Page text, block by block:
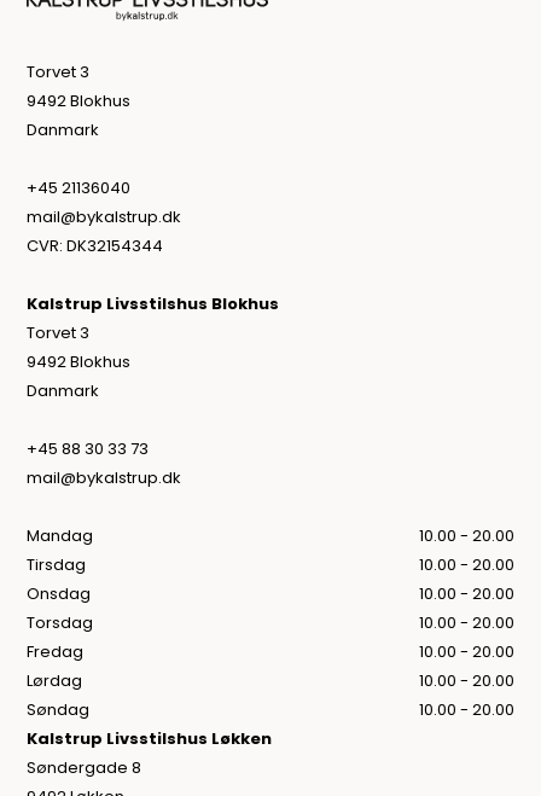
Torvet 3
9492 Blokhus
Danmark
+45 21136040
mail@bykalstrup.dk
CVR: DK32154344
Kalstrup Livsstilshus Blokhus
Torvet 3
9492 Blokhus
Danmark
+45 88 30 33 73
mail@bykalstrup.dk
Mandag
10.00 - 20.00
Tirsdag
10.00 - 20.00
Onsdag
10.00 - 20.00
Torsdag
10.00 - 20.00
Fredag
10.00 - 20.00
Lørdag
10.00 - 20.00
Søndag
10.00 - 20.00
Kalstrup Livsstilshus Løkken
Søndergade 8